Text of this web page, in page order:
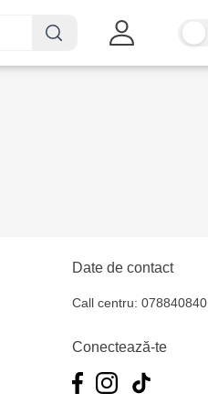
Date de contact
Call centru: 078840840
Conectează-te